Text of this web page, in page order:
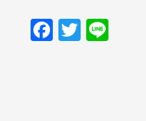
Facebook
Twitter